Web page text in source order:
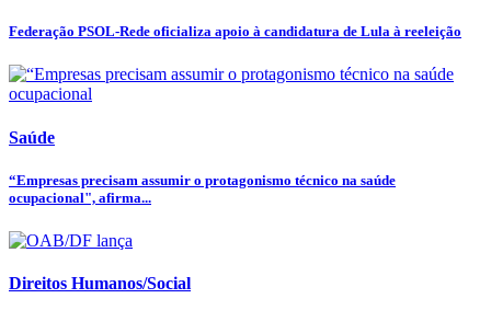
Federação PSOL-Rede oficializa apoio à candidatura de Lula à reeleição
Saúde
“Empresas precisam assumir o protagonismo técnico na saúde
ocupacional", afirma...
Direitos Humanos/Social